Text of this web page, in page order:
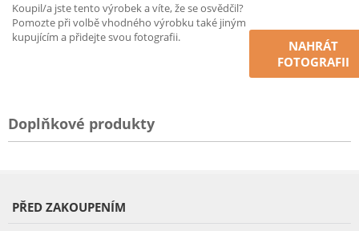
Koupil/a jste tento výrobek a víte, že se osvědčil?
Pomozte při volbě vhodného výrobku také jiným
kupujícím a přidejte svou fotografii.
NAHRÁT
FOTOGRAFII
Doplňkové produkty
PŘED ZAKOUPENÍM